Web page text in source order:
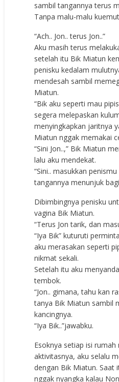
sambil tangannya terus
Tanpa malu-malu
“Ach.. Jon.. terus Jon..”
Aku masih terus
setelah itu Bik Miatun
penisku kedalam
mendesah sambil
Miatun.
“Bik aku seperti mau
segera melepaskan
menyingkapkan jaritnya
Miatun nggak memakai
“Sini Jon..,” Bik Miatun
lalu aku mendekat.
“Sini.. masukkan
tangannya menunjuk
Dibimbingnya penisku
vagina Bik Miatun.
“Terus Jon tarik, dan
“Iya Bik” kuturuti
aku merasakan seperti
nikmat sekali.
Setelah itu aku
tembok.
“Jon.. gimana, tahu kan
tanya Bik Miatun sambil
kancingnya.
“Iya Bik..”jawabku.
Esoknya setiap isi rumah
aktivitasnya, aku selalu
dengan Bik Miatun. Saat
nggak nyangka kalau